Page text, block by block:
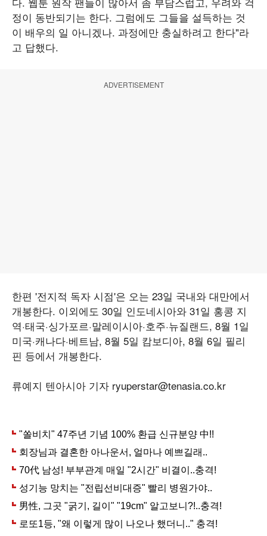
정이 동반되기는 한다. 그럼에도 그들을 설득하는 것
이 배우의 일 아니겠나. 과정에만 충실하려고 한다"라
고 답했다.
ADVERTISEMENT
한편 '전지적 독자 시점'은 오는 23일 국내와 대만에서
개봉한다. 이외에도 30일 인도네시아와 31일 홍콩 지
역·태국·싱가포르·말레이시아·호주·뉴질랜드, 8월 1일
미국·캐나다·베트남, 8월 5일 캄보디아, 8월 6일 필리
핀 등에서 개봉한다.
류예지 텐아시아 기자 ryuperstar@tenasia.co.kr